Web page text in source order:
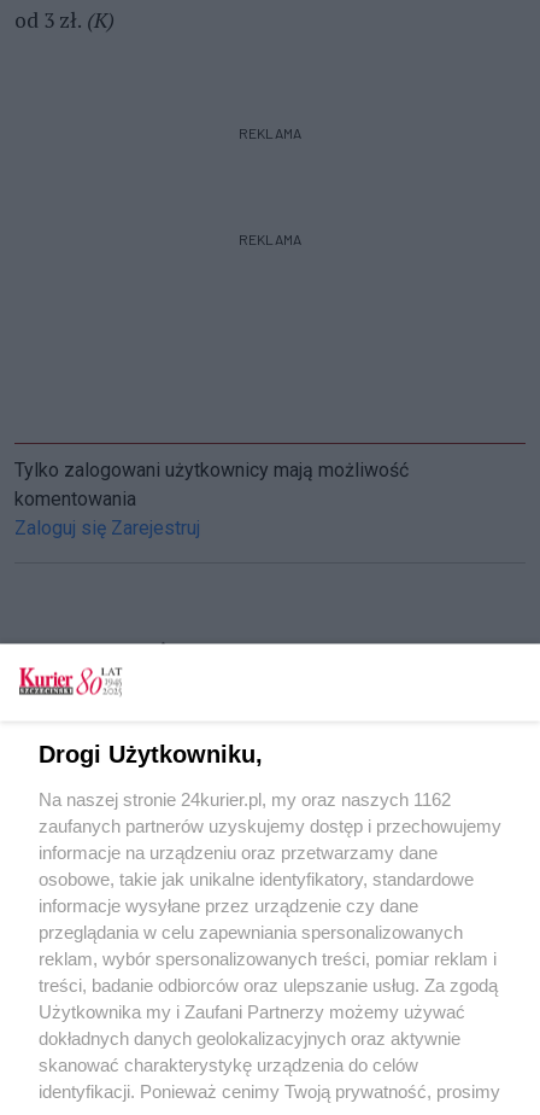
od 3 zł. (K)
REKLAMA
REKLAMA
Tylko zalogowani użytkownicy mają możliwość
komentowania
Zaloguj się Zarejestruj
CZYTAJ TAKŻE
Spotkania w ProMediach. Dołącz do Ekipy
Artystyczne korzenie Szczecina
Spotkania z pisarzami w Miejskiej Bibliotece
Publicznej
POGODA
18℃
Zobacz prognozę na 3 dni
Drogi Użytkowniku,
Na naszej stronie 24kurier.pl, my oraz naszych 1162
zaufanych partnerów uzyskujemy dostęp i przechowujemy
informacje na urządzeniu oraz przetwarzamy dane
osobowe, takie jak unikalne identyfikatory, standardowe
informacje wysyłane przez urządzenie czy dane
przeglądania w celu zapewniania spersonalizowanych
reklam, wybór spersonalizowanych treści, pomiar reklam i
treści, badanie odbiorców oraz ulepszanie usług. Za zgodą
Użytkownika my i Zaufani Partnerzy możemy używać
dokładnych danych geolokalizacyjnych oraz aktywnie
skanować charakterystykę urządzenia do celów
identyfikacji. Ponieważ cenimy Twoją prywatność, prosimy